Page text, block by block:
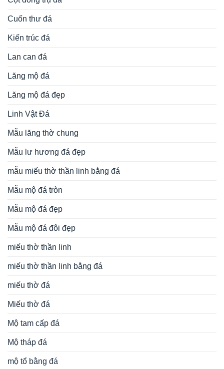
Cuốn thư đá
Kiến trúc đá
Lan can đá
Lăng mộ đá
Lăng mộ đá đẹp
Linh Vật Đá
Mẫu lăng thờ chung
Mẫu lư hương đá đẹp
mẫu miếu thờ thần linh bằng đá
Mẫu mộ đá tròn
Mẫu mộ đá đẹp
Mẫu mộ đá đôi đẹp
miếu thờ thần linh
miếu thờ thần linh bằng đá
miếu thờ đá
Miếu thờ đá
Mộ tam cấp đá
Mộ tháp đá
mộ tổ bằng đá